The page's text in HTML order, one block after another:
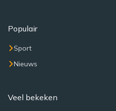
Populair
Sport
Nieuws
Veel bekeken